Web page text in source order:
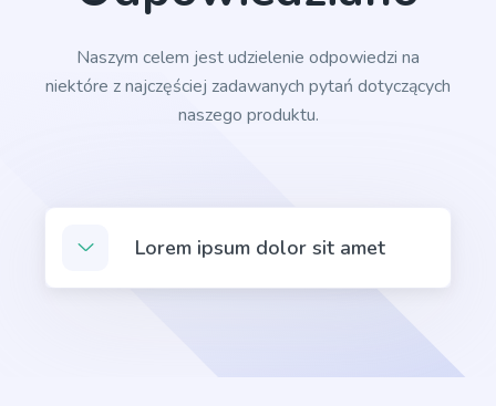
Zawodowiec
Personalized email outreach to your target
Naszym celem jest udzielenie odpowiedzi na
niektóre z najczęściej zadawanych pytań dotyczących
naszego produktu.
Lorem ipsum dolor sit amet